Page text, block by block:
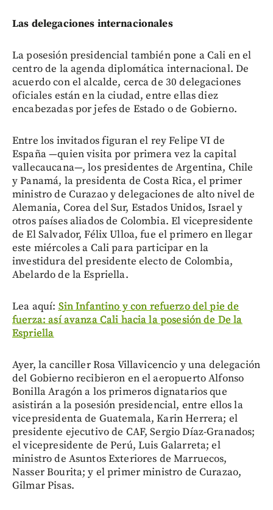
Las delegaciones internacionales
La posesión presidencial también pone a Cali en el
centro de la agenda diplomática internacional. De
acuerdo con el alcalde, cerca de 30 delegaciones
oficiales están en la ciudad, entre ellas diez
encabezadas por jefes de Estado o de Gobierno.
Entre los invitados figuran el rey Felipe VI de
España —quien visita por primera vez la capital
vallecaucana—, los presidentes de Argentina, Chile
y Panamá, la presidenta de Costa Rica, el primer
ministro de Curazao y delegaciones de alto nivel de
Alemania, Corea del Sur, Estados Unidos, Israel y
otros países aliados de Colombia. El vicepresidente
de El Salvador, Félix Ulloa, fue el primero en llegar
este miércoles a Cali para participar en la
investidura del presidente electo de Colombia,
Abelardo de la Espriella.
Lea aquí: Sin Infantino y con refuerzo del pie de
fuerza: así avanza Cali hacia la posesión de De la
Espriella
Ayer, la canciller Rosa Villavicencio y una delegación
del Gobierno recibieron en el aeropuerto Alfonso
Bonilla Aragón a los primeros dignatarios que
asistirán a la posesión presidencial, entre ellos la
vicepresidenta de Guatemala, Karin Herrera; el
presidente ejecutivo de CAF, Sergio Díaz-Granados;
el vicepresidente de Perú, Luis Galarreta; el
ministro de Asuntos Exteriores de Marruecos,
Nasser Bourita; y el primer ministro de Curazao,
Gilmar Pisas.